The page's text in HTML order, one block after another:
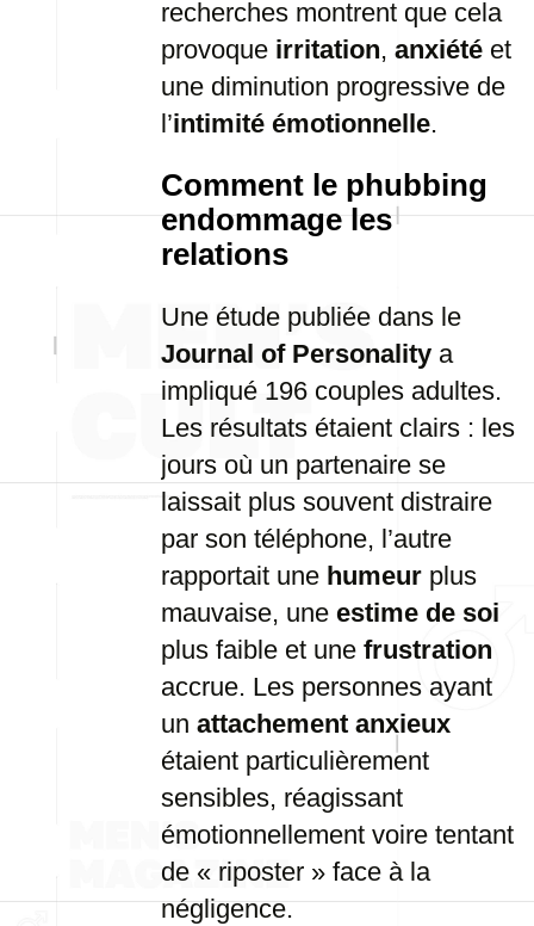
recherches montrent que cela
provoque irritation, anxiété et
une diminution progressive de
l’intimité émotionnelle.
Comment le phubbing
endommage les
relations
Une étude publiée dans le
Journal of Personality a
impliqué 196 couples adultes.
Les résultats étaient clairs : les
jours où un partenaire se
laissait plus souvent distraire
par son téléphone, l’autre
rapportait une humeur plus
mauvaise, une estime de soi
plus faible et une frustration
accrue. Les personnes ayant
un attachement anxieux
étaient particulièrement
sensibles, réagissant
émotionnellement voire tentant
de « riposter » face à la
négligence.